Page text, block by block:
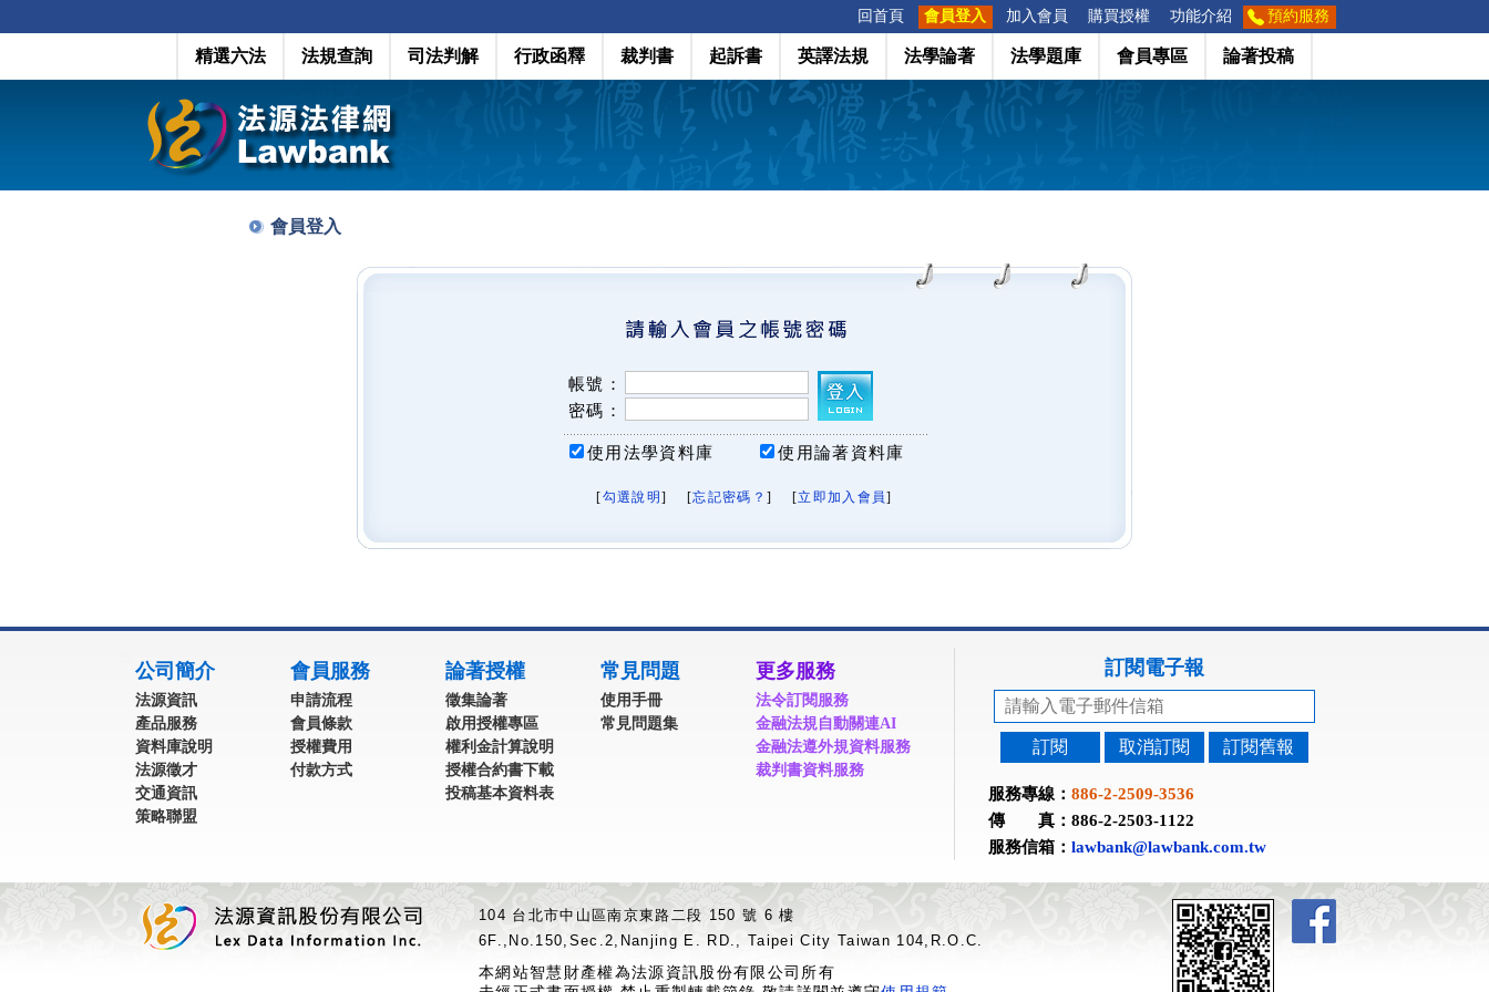
回首頁 會員登入 加入會員 購買授權 功能介紹 預約服務
精選六法 法規查詢 司法判解 行政函釋 裁判書 起訴書 英譯法規 法學論著 法學題庫 會員專區 論著投稿
會員登入
帳號：
密碼：
使用法學資料庫 使用論著資料庫
[勾選說明 ] [忘記密碼？ ] [立即加入會員]
公司簡介
法源資訊
產品服務
資料庫說明
法源徵才
交通資訊
策略聯盟
會員服務
申請流程
會員條款
授權費用
付款方式
論著授權
徵集論著
啟用授權專區
權利金計算說明
授權合約書下載
投稿基本資料表
常見問題
使用手冊
常見問題集
更多服務
法令訂閱服務
金融法規自動關連AI
金融法遵外規資料服務
裁判書資料服務
訂閱電子報
訂閱 取消訂閱 訂閱舊報
服務專線： 886-2-2509-3536
傳 真：886-2-2503-1122
服務信箱： lawbank@lawbank.com.tw
104 台北市中山區南京東路二段 150 號 6 樓
6F.,No.150,Sec.2,Nanjing E. RD., Taipei City Taiwan 104,R.O.C.
本網站智慧財產權為法源資訊股份有限公司所有